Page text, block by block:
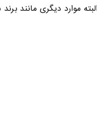
موارد دیگری مانند